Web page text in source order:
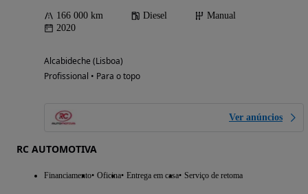
166 000 km Diesel
Manual
2020
Alcabideche (Lisboa)
Profissional • Para o topo
Ver anúncios
RC AUTOMOTIVA
Financiamento Oficina Entrega em casa Serviço de retoma